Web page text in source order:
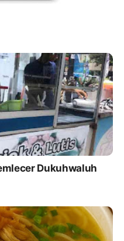
Dukuhwaluh